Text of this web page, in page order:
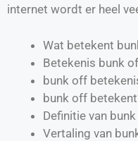
internet wordt er heel
Wat betekent
Betekenis bunk
bunk off
bunk off
Definitie van
Vertaling van